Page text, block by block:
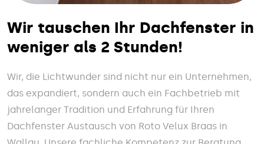
Wir tauschen Ihr Dachfenster in
weniger als 2 Stunden!
Wir, die Lichtwunder sind nicht nur ein Unternehmen,
das expandiert, sondern auch ein Fachbetrieb mit
jahrelanger Tradition und Erfahrung für Ihren
Dachfenster Austausch von Roto Velux Braas in